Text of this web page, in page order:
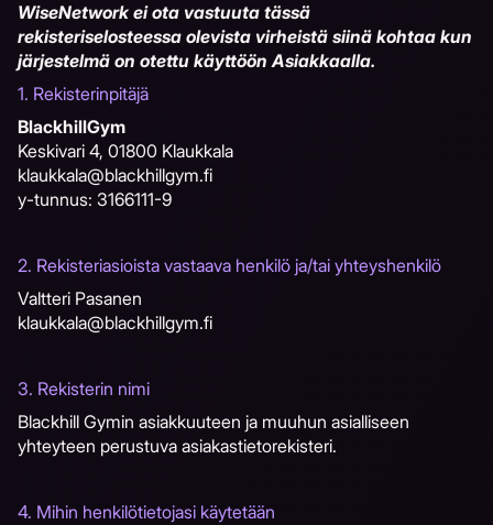
​​​​​​​WiseNetwork ei ota vastuuta tässä
rekisteriselosteessa olevista virheistä siinä kohtaa kun
järjestelmä on otettu käyttöön Asiakkaalla.
1. Rekisterinpitäjä
BlackhillGym
Keskivari 4, 01800 Klaukkala
klaukkala@blackhillgym.fi
y-tunnus: 3166111-9
2. Rekisteriasioista vastaava henkilö ja/tai yhteyshenkilö
Valtteri Pasanen
klaukkala@blackhillgym.fi
3. Rekisterin nimi
Blackhill Gymin asiakkuuteen ja muuhun asialliseen
yhteyteen perustuva asiakastietorekisteri.
4. Mihin henkilötietojasi käytetään